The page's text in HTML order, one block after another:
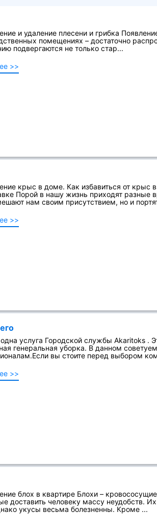
и удаление плесени и грибка
помещениях – достаточно
подвергаются не только стар...
>>
крыс в доме. Как избавиться от крыс
Порой в нашу жизнь приходят разные
нам своим присутствием, но и
>>
услуга Городской службы Akaritoks .
генеральная уборка. В данном
вы стоите перед выбором
>>
блох в квартире Блохи –
доставить человеку массу неудобств.
укусы весьма болезненны. Кроме ...